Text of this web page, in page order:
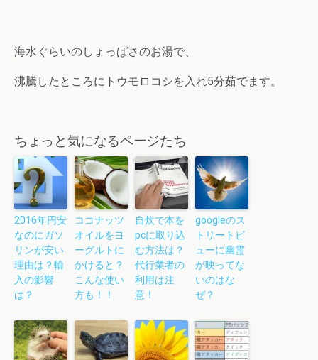
海水ぐらいのしょっぱさのお湯で、
沸騰したところにトウモロコシを入れ5分茹でます。
ちょっと気になるページたち
2016年円安
なのにガソ
リンが安い
理由は？輸
入の影響
は？
ココナッツ
オイルをヨ
ーグルトに
かけると？
こんな使い
方も！！
自炊で本を
pcに取り込
む方法は？
代行業者の
利用は注
意！
googleのス
トリートビ
ューに幽霊
が映ってな
いのはな
ぜ？